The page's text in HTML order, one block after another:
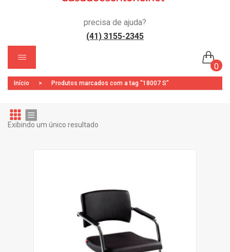
precisa de ajuda?
(41) 3155-2345
0
Nenhum produto no carrinho.
Início > Produtos marcados com a tag “18007 S”
Exibindo um único resultado